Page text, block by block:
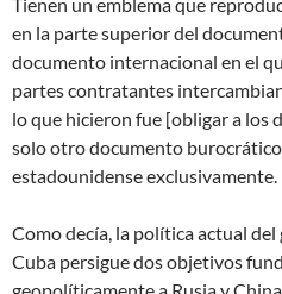
en la parte superior del
documento internacional en el
partes contratantes
lo que hicieron fue [obligar a los
solo otro documento
estadounidense exclusivamente.
Como decía, la política actual
Cuba persigue dos objetivos